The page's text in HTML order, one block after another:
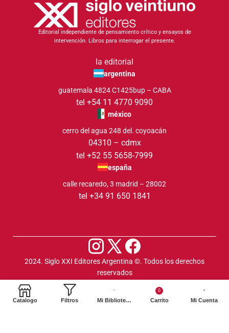
Editorial independiente de pensamiento crítico y ensayos de
intervención. Libros para interrogar el presente.
la editorial
argentina
guatemala 4824 C1425bup – CABA
tel +54 11 4770 9090
méxico
cerro del agua 248 del. coyoacán
04310 – cdmx
tel +52 55 5658-7999
españa
calle recaredo, 3 madrid – 28002
tel +34 91 650 1841
2024. Siglo XXI Editores Argentina ©️. Todos los derechos
reservados
Catalogo Filtros Mi Biblioteca
0
Carrito Mi Cuenta